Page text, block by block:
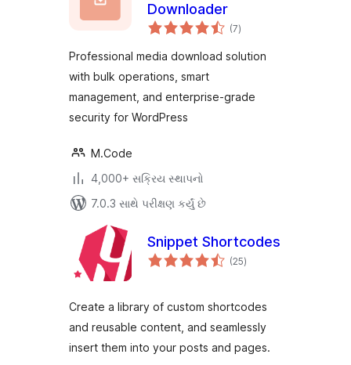
Downloader
(7કુલ
રેટિંગ્સ
)
Professional media download solution
with bulk operations, smart
management, and enterprise-grade
security for WordPress
M.Code
4,000+ સક્રિય સ્થાપનો
7.0.3 સાથે પરીક્ષણ કર્યું છે
Snippet Shortcodes
(25કુલ
રેટિંગ્સ
)
Create a library of custom shortcodes
and reusable content, and seamlessly
insert them into your posts and pages.